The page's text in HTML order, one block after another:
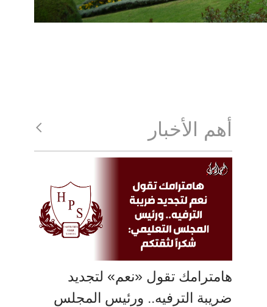
أهم الأخبار
هامترامك تقول «نعم» لتجديد
ضريبة الترفيه.. ورئيس المجلس